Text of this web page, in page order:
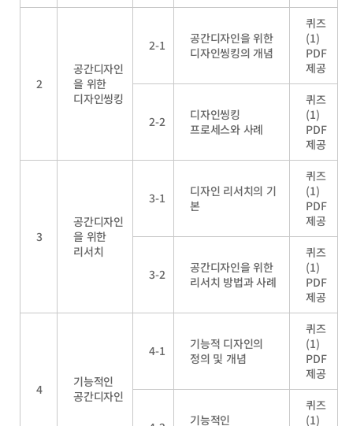
2
공간디자인
을 위한
디자인씽킹
2-1
공간디자인을 위한
디자인씽킹의 개념
퀴즈
(1)
PDF
제공
2-2
디자인씽킹
프로세스와 사례
퀴즈
(1)
PDF
제공
3
공간디자인
을 위한
리서치
3-1
디자인 리서치의 기
본
퀴즈
(1)
PDF
제공
3-2
공간디자인을 위한
리서치 방법과 사례
퀴즈
(1)
PDF
제공
4
기능적인
공간디자인
4-1
기능적 디자인의
정의 및 개념
퀴즈
(1)
PDF
제공
기능적인
퀴즈
(1)